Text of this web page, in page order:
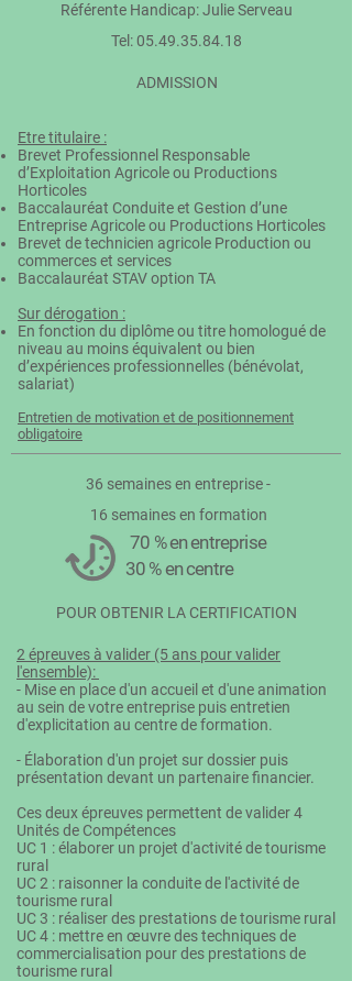
Référente Handicap: Julie Serveau
Tel:05.49.35.84.18
ADMISSION
Etre titulaire :
Brevet Professionnel Responsable
d’Exploitation Agricole ou Productions
Horticoles
Baccalauréat Conduite et Gestion d’une
Entreprise Agricole ou Productions Horticoles
Brevet de technicien agricole Production ou
commerces et services
Baccalauréat STAV option TA
Sur dérogation :
En fonction du diplôme ou titre homologué de
niveau au moins équivalent ou bien
d’expériences professionnelles (bénévolat,
salariat)
Entretien de motivation et de positionnement
obligatoire
36 semaines en entreprise -
16 semaines en formation
70 %en entreprise
30 %en centre
POUR OBTENIR LA CERTIFICATION
2 épreuves à valider (5 ans pour valider
l'ensemble):
- Mise en place d'un accueil et d'une animation
au sein de votre entreprise puis entretien
d'explicitation au centre de formation.
- Élaboration d'un projet sur dossier puis
présentation devant un partenaire financier.
Ces deux épreuves permettent de valider 4
Unités de Compétences
UC 1 : élaborer un projet d'activité de tourisme
rural
UC 2 : raisonner la conduite de l'activité de
tourisme rural
UC 3 : réaliser des prestations de tourisme rural
UC 4 : mettre en œuvre des techniques de
commercialisation pour des prestations de
tourisme rural